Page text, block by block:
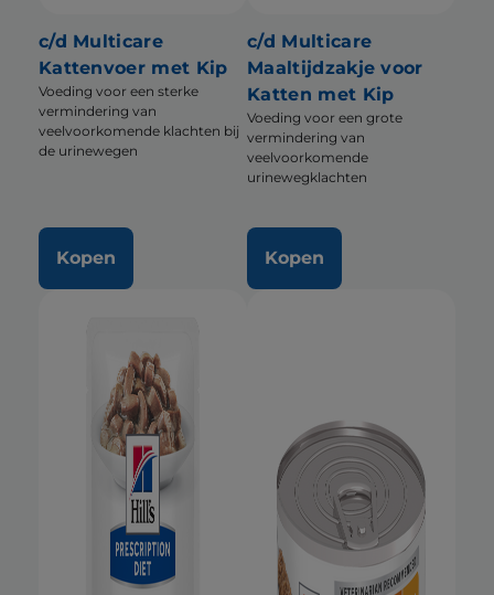
c/d Multicare
Kattenvoer met Kip
Voeding voor een sterke
vermindering van
veelvoorkomende klachten bij
de urinewegen
Kopen
c/d Multicare
Maaltijdzakje voor
Katten met Kip
Voeding voor een grote
vermindering van
veelvoorkomende
urinewegklachten
Kopen